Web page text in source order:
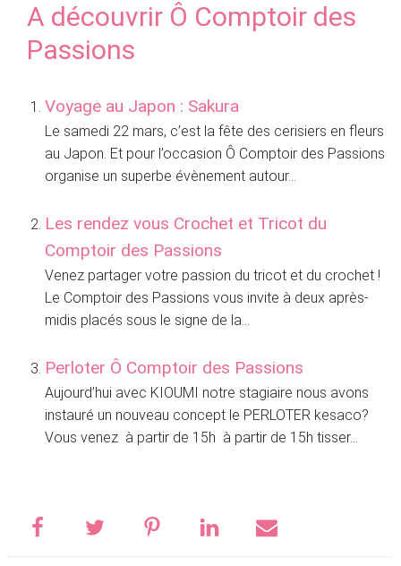
A découvrir Ô Comptoir des
Passions
Voyage au Japon : Sakura
Le samedi 22 mars, c’est la fête des cerisiers en fleurs
au Japon. Et pour l’occasion Ô Comptoir des Passions
organise un superbe évènement autour...
Les rendez vous Crochet et Tricot du
Comptoir des Passions
Venez partager votre passion du tricot et du crochet !
Le Comptoir des Passions vous invite à deux après-
midis placés sous le signe de la...
Perloter Ô Comptoir des Passions
Aujourd’hui avec KIOUMI notre stagiaire nous avons
instauré un nouveau concept le PERLOTER kesaco?
Vous venez à partir de 15h à partir de 15h tisser...